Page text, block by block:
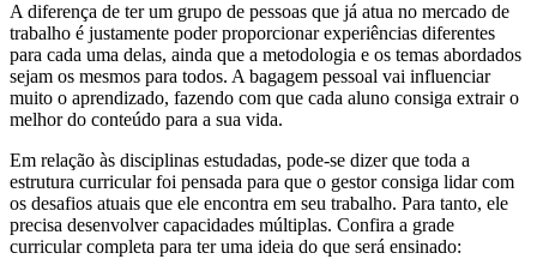
A diferença de ter um grupo de pessoas que já atua no mercado de
trabalho é justamente poder proporcionar experiências diferentes
para cada uma delas, ainda que a metodologia e os temas abordados
sejam os mesmos para todos. A bagagem pessoal vai influenciar
muito o aprendizado, fazendo com que cada aluno consiga extrair o
melhor do conteúdo para a sua vida.
Em relação às disciplinas estudadas, pode-se dizer que toda a
estrutura curricular foi pensada para que o gestor consiga lidar com
os desafios atuais que ele encontra em seu trabalho. Para tanto, ele
precisa desenvolver capacidades múltiplas. Confira a grade
curricular completa para ter uma ideia do que será ensinado: